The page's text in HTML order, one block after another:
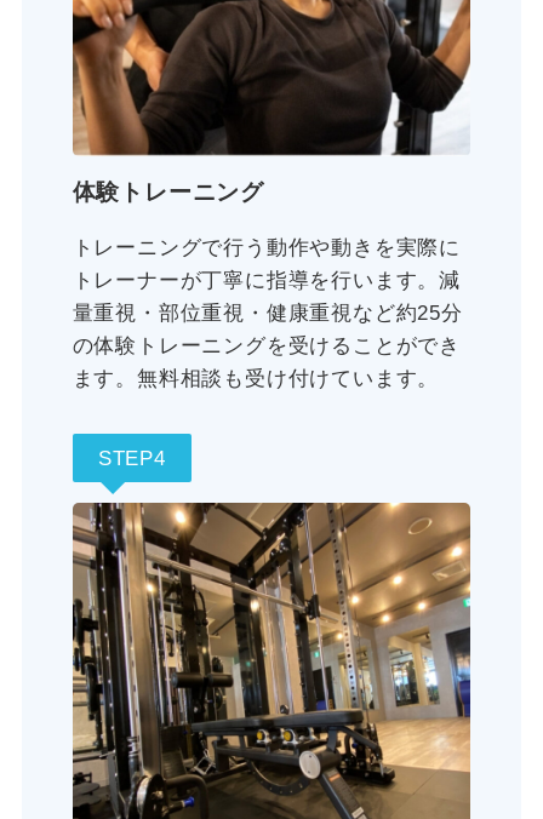
体験トレーニング
トレーニングで行う動作や動きを実際に
トレーナーが丁寧に指導を行います。減
量重視・部位重視・健康重視など約25分
の体験トレーニングを受けることができ
ます。無料相談も受け付けています。
STEP4